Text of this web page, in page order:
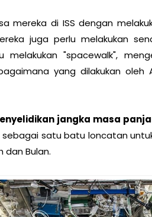
mereka di ISS dengan
juga perlu melakukan
"spacewalk",
yang dilakukan oleh
jangka masa
sebagai satu batu loncatan
dan Bulan.